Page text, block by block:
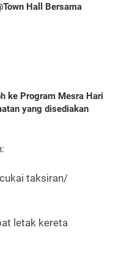
Hall Bersama
ke Program Mesra Hari
yang disediakan
taksiran/
letak kereta